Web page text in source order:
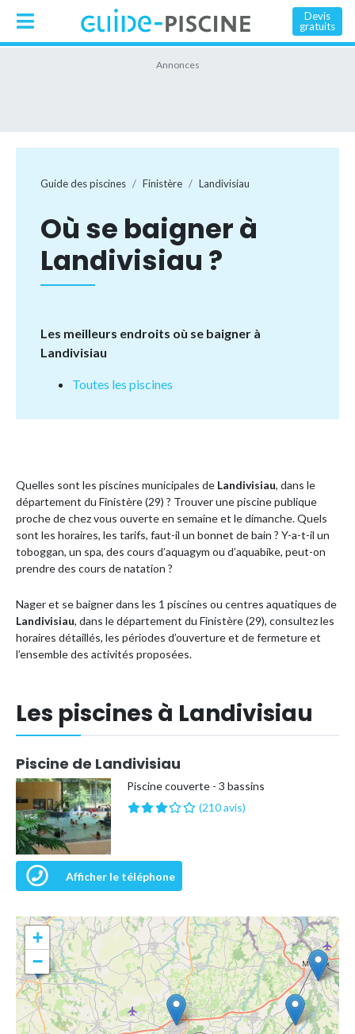
Devis
gratuits
Guide des piscines Finistère Landivisiau
Où se baigner à
Landivisiau ?
Les meilleurs endroits où se baigner à
Landivisiau
Toutes les piscines
Quelles sont les piscines municipales de Landivisiau, dans le
département du Finistère (29) ? Trouver une piscine publique
proche de chez vous ouverte en semaine et le dimanche. Quels
sont les horaires, les tarifs, faut-il un bonnet de bain ? Y-a-t-il un
toboggan, un spa, des cours d’aquagym ou d’aquabike, peut-on
prendre des cours de natation ?
Nager et se baigner dans les 1 piscines ou centres aquatiques de
Landivisiau, dans le département du Finistère (29), consultez les
horaires détaillés, les périodes d’ouverture et de fermeture et
l’ensemble des activités proposées.
Les piscines à Landivisiau
Piscine de Landivisiau
Piscine couverte - 3 bassins
(210 avis)
Afficher le téléphone
+
−